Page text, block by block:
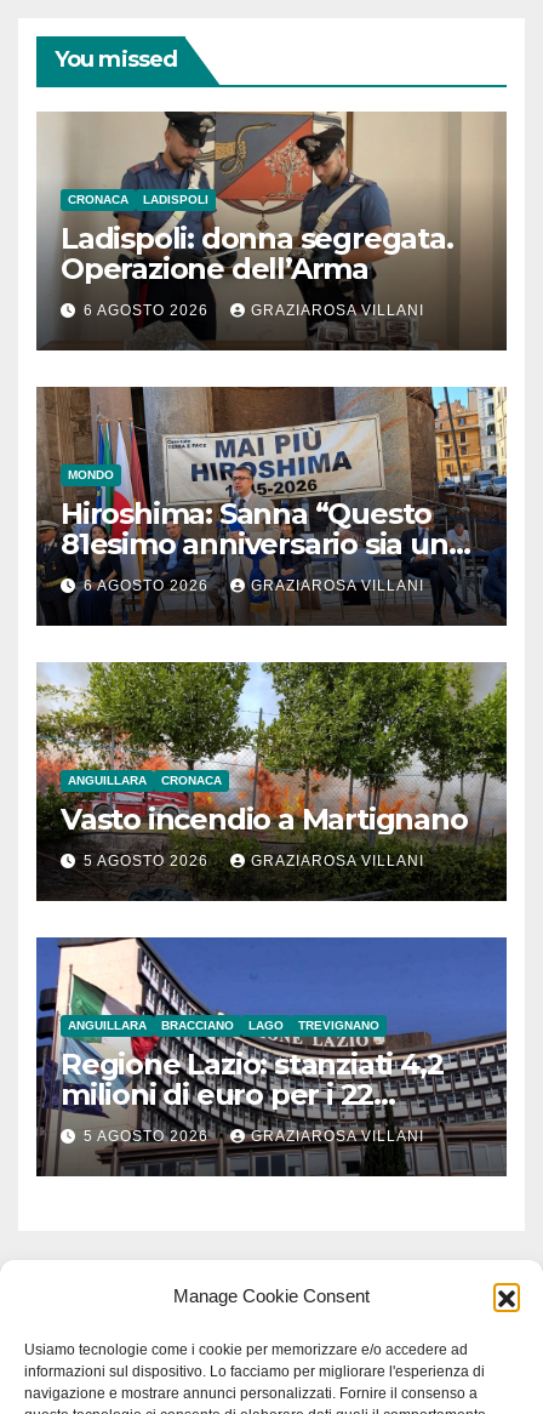
Manage Cookie Consent
Usiamo tecnologie come i cookie per memorizzare e/o accedere ad
informazioni sul dispositivo. Lo facciamo per migliorare l'esperienza di
navigazione e mostrare annunci personalizzati. Fornire il consenso a
You missed
CRONACA LADISPOLI
Ladispoli: donna segregata.
Operazione dell’Arma
6 AGOSTO 2026 GRAZIAROSA VILLANI
MONDO
Hiroshima: Sanna “Questo
81esimo anniversario sia un
monito per tutti”
6 AGOSTO 2026 GRAZIAROSA VILLANI
ANGUILLARA CRONACA
Vasto incendio a Martignano
5 AGOSTO 2026 GRAZIAROSA VILLANI
ANGUILLARA BRACCIANO LAGO TREVIGNANO
Regione Lazio: stanziati 4,2
milioni di euro per i 22
Comuni dell’Etruria
Meridionale
5 AGOSTO 2026 GRAZIAROSA VILLANI